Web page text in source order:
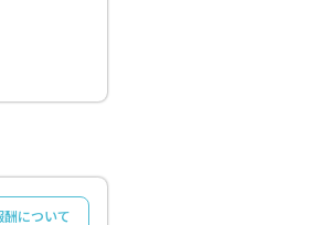
酬について